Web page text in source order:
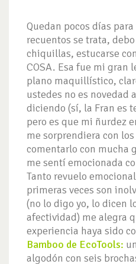
Quedan pocos días
recuentos se trata,
chiquillas, estucarse
COSA. Esa fue mi gran
plano maquillístico,
ustedes no es novedad
diciendo (sí, la Fran es
pero es que mi ñurdez
me sorprendiera con
comentarlo con mucha
me sentí emocionada
Tanto revuelo
primeras veces son
(no lo digo yo, lo dicen
afectividad) me alegra
experiencia haya sido
Bamboo de EcoTools:
algodón con seis